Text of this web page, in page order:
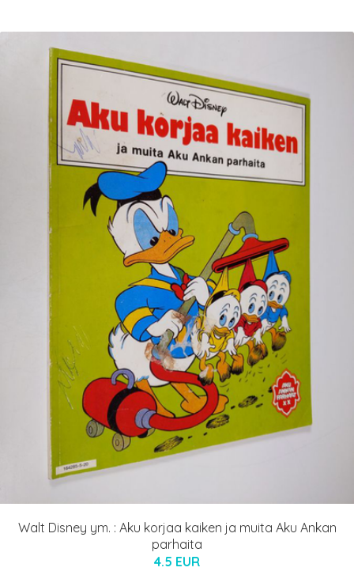
Walt Disney ym. : Aku korjaa kaiken ja muita Aku Ankan
parhaita
4.5 EUR